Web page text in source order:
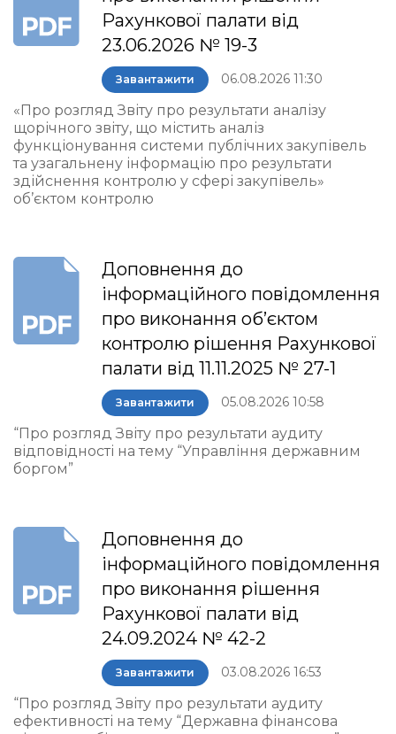
Рахункової палати від
23.06.2026 № 19-3
Завантажити 06.08.2026 11:30
«Про розгляд Звіту про результати аналізу
щорічного звіту, що містить аналіз
функціонування системи публічних закупівель
та узагальнену інформацію про результати
здійснення контролю у сфері закупівель»
об’єктом контролю
Доповнення до
інформаційного повідомлення
про виконання об’єктом
контролю рішення Рахункової
палати від 11.11.2025 № 27-1
Завантажити 05.08.2026 10:58
“Про розгляд Звіту про результати аудиту
відповідності на тему “Управління державним
боргом”
Доповнення до
інформаційного повідомлення
про виконання рішення
Рахункової палати від
24.09.2024 № 42-2
Завантажити 03.08.2026 16:53
“Про розгляд Звіту про результати аудиту
ефективності на тему “Державна фінансова